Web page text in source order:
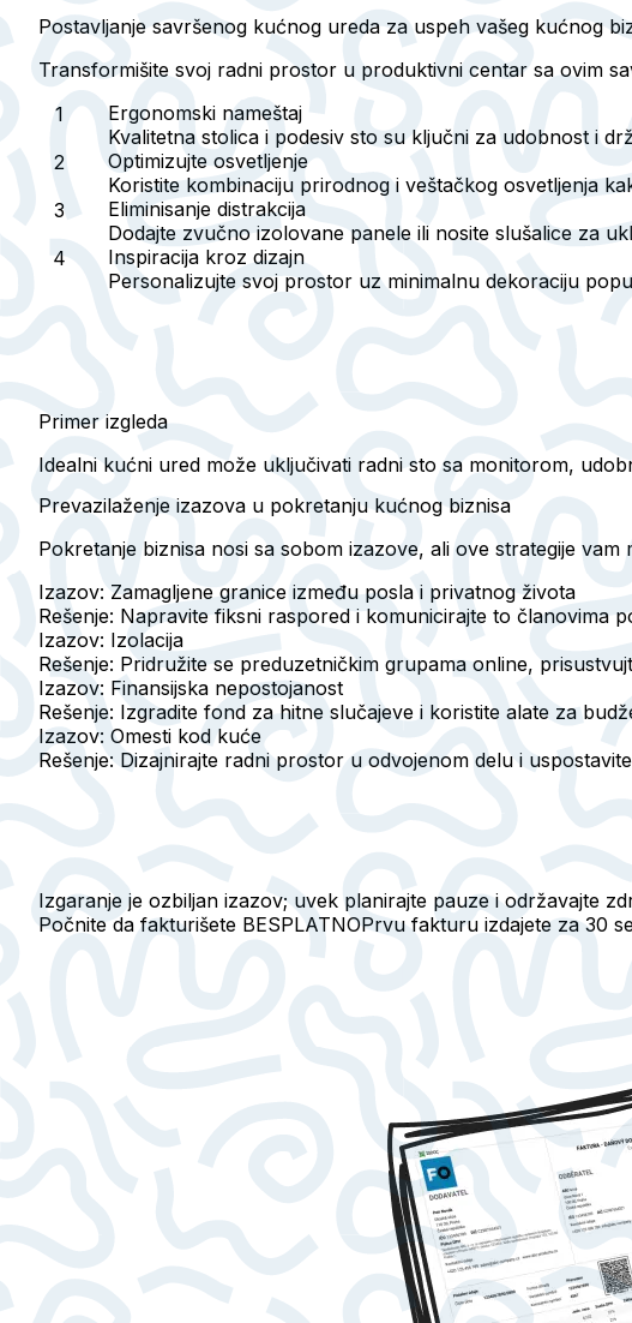
Postavljanje savršenog kućnog ureda za uspeh vašeg kućnog
Transformišite svoj radni prostor u produktivni centar sa ovim
Ergonomski nameštaj
Kvalitetna stolica i podesiv sto su ključni za udobnost i
Optimizujte osvetljenje
Koristite kombinaciju prirodnog i veštačkog osvetljenja
Eliminisanje distrakcija
Dodajte zvučno izolovane panele ili nosite slušalice za
Inspiracija kroz dizajn
Personalizujte svoj prostor uz minimalnu dekoraciju
Primer izgleda
Idealni kućni ured može uključivati radni sto sa monitorom,
Prevazilaženje izazova u pokretanju kućnog biznisa
Pokretanje biznisa nosi sa sobom izazove, ali ove strategije
Izazov: Zamagljene granice između posla i privatnog života
Rešenje: Napravite fiksni raspored i komunicirajte to članovima
Izazov: Izolacija
Rešenje: Pridružite se preduzetničkim grupama online,
Izazov: Finansijska nepostojanost
Rešenje: Izgradite fond za hitne slučajeve i koristite alate za
Izazov: Omesti kod kuće
Rešenje: Dizajnirajte radni prostor u odvojenom delu i
Izgaranje je ozbiljan izazov; uvek planirajte pauze i održavajte
Počnite da fakturišete BESPLATNOPrvu fakturu izdajete za 30